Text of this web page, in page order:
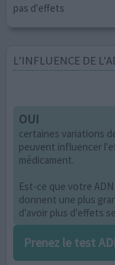
pas d'effets
L’INFLUENCE DE
OUI
certaines variations
peuvent influencer
médicament.
Est-ce que votre
donnent une plus
d'avoir plus d'effets
Prenez le test